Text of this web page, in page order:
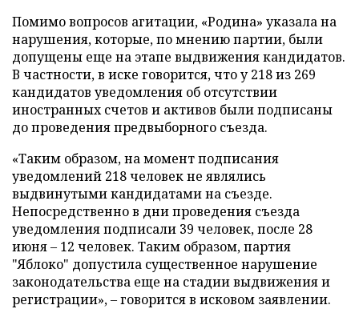
Помимо вопросов агитации, «Родина» указала на
нарушения, которые, по мнению партии, были
допущены еще на этапе выдвижения кандидатов.
В частности, в иске говорится, что у 218 из 269
кандидатов уведомления об отсутствии
иностранных счетов и активов были подписаны
до проведения предвыборного съезда.
«Таким образом, на момент подписания
уведомлений 218 человек не являлись
выдвинутыми кандидатами на съезде.
Непосредственно в дни проведения съезда
уведомления подписали 39 человек, после 28
июня – 12 человек. Таким образом, партия
"Яблоко" допустила существенное нарушение
законодательства еще на стадии выдвижения и
регистрации», – говорится в исковом заявлении.